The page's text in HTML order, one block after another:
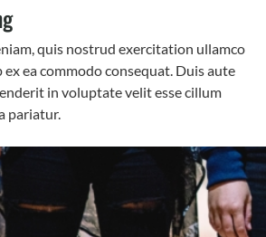
quis nostrud exercitation ullamco
ea commodo consequat. Duis aute
in voluptate velit esse cillum
pariatur.